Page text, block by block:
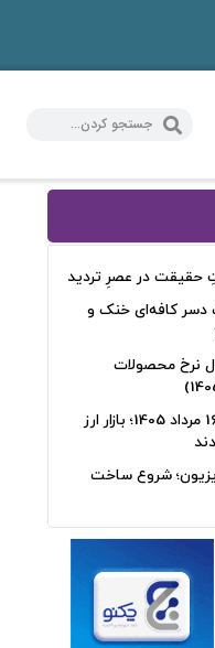
دسر کافه‌ای خنک و
نرخ محصولات
قیمت دلار، طلا و سکه جمعه 16 مرداد 1405؛ بازار ارز
شروع ساخت